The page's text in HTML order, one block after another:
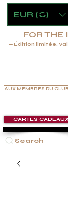
AUX MEMBRES DU CLUB
Search
CARTES CADEAUX
FOR THE
— Édition limitée.
EUR (€)